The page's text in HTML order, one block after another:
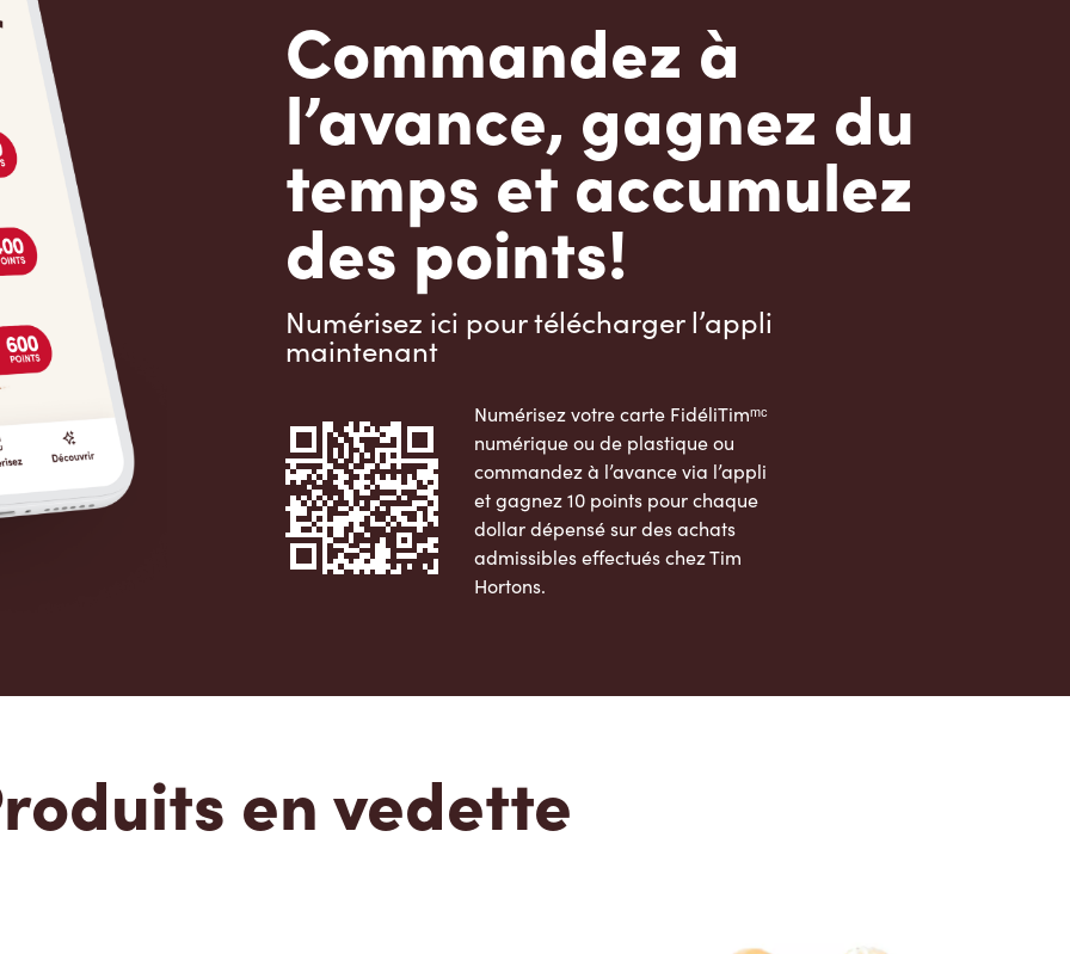
Commandez à
l’avance, gagnez du
temps et accumulez
des points!
Numérisez ici pour télécharger l’appli
maintenant
Numérisez votre carte FidéliTimᵐᶜ
numérique ou de plastique ou
commandez à l’avance via l’appli
et gagnez 10 points pour chaque
dollar dépensé sur des achats
admissibles effectués chez Tim
Hortons.
en vedette